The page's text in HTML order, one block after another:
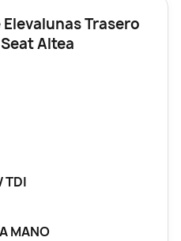
Trasero
Altea
TDI
MANO